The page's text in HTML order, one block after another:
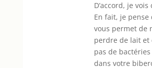
D’accord, je vois
En fait, je pense
vous permet de
perdre de lait et
pas de
dans votre